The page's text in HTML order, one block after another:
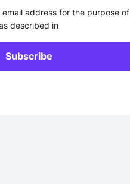
address for the purpose of
described in